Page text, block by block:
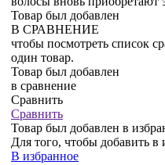
Товар был добавлен
В СРАВНЕНИЕ
чтобы посмотреть список
один товар.
Товар был добавлен
в сравнение
Сравнить
Сравнить
Товар был добавлен в
Для того, чтобы добавить в
В избранное